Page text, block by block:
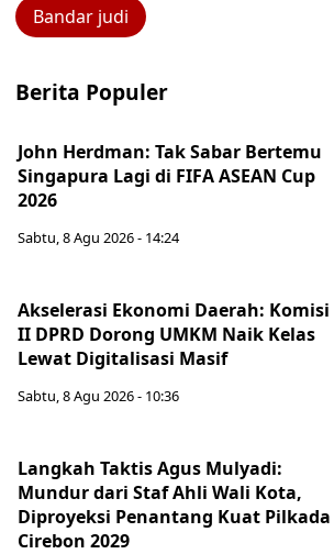
Bandar judi
Berita Populer
John Herdman: Tak Sabar Bertemu
Singapura Lagi di FIFA ASEAN Cup
2026
Sabtu, 8 Agu 2026 - 14:24
Akselerasi Ekonomi Daerah: Komisi
II DPRD Dorong UMKM Naik Kelas
Lewat Digitalisasi Masif
Sabtu, 8 Agu 2026 - 10:36
Langkah Taktis Agus Mulyadi:
Mundur dari Staf Ahli Wali Kota,
Diproyeksi Penantang Kuat Pilkada
Cirebon 2029